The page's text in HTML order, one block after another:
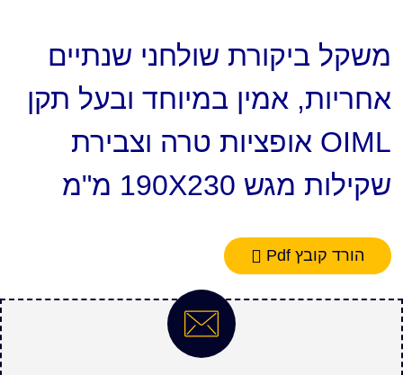
משקל ביקורת שולחני שנתיים
אחריות, אמין במיוחד ובעל תקן
OIML אופציות טרה וצבירת
שקילות מגש 190X230 מ"מ
הורד קובץ Pdf